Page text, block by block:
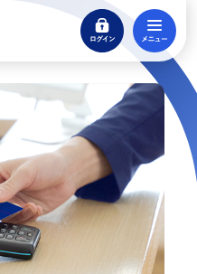
ログイン
閉じる
カード）
ド（クレジットカ